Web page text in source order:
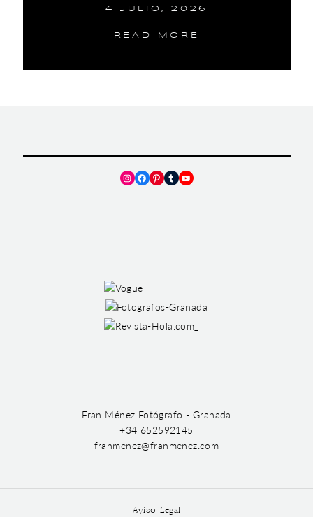
4 JULIO, 2026
READ MORE
Instagram
Facebook
Pinterest
TumblrYouTube
Fran Ménez Fotógrafo - Granada
+34 652592145
franmenez@franmenez.com
Aviso Legal